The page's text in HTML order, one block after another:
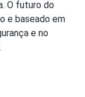
O futuro do
e baseado em
e no